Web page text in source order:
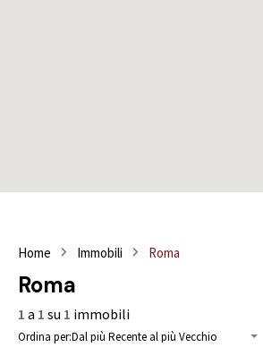
Home Immobili Roma
Roma
1 a 1 su 1 immobili
Ordina per:Dal più Recente al più Vecchio